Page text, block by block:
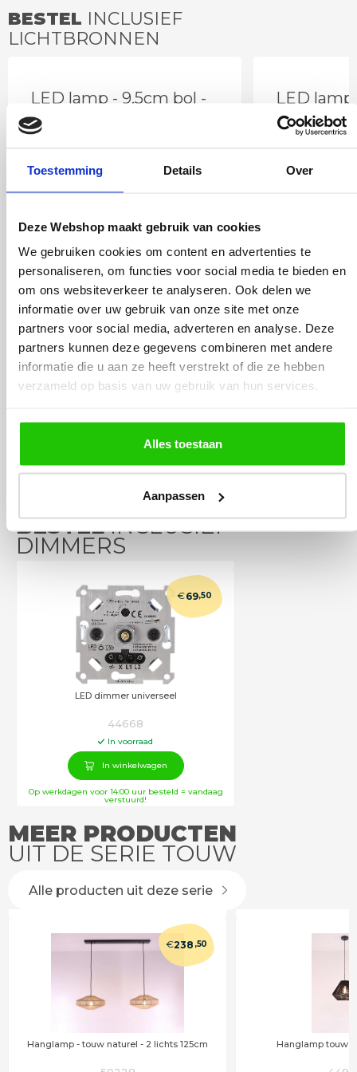
Toestemming Details Over
Deze Webshop maakt gebruik van cookies
We gebruiken cookies om content en advertenties te
personaliseren, om functies voor social media te bieden en
om ons websiteverkeer te analyseren. Ook delen we
informatie over uw gebruik van onze site met onze
partners voor social media, adverteren en analyse. Deze
partners kunnen deze gegevens combineren met andere
informatie die u aan ze heeft verstrekt of die ze hebben
verzameld op basis van uw gebruik van hun services.
Alles toestaan
Aanpassen
BESTEL INCLUSIEF
LICHTBRONNEN
LED lamp - 9.5cm bol -
E27 goud
15
Incl. BTW
LED
smoke
BESTELINCLUSIEF
DIMMERS
LED dimmer universeel
€69,50
44668
In voorraad
In winkelwagen
Op werkdagen voor 14:00 uur besteld = vandaag
verstuurd!
MEER PRODUCTEN
UIT DE SERIE TOUW
Alle producten uit deze serie
Hanglamp - touw naturel - 2 lichts 125cm
€238 ,50
Hanglamp touw -